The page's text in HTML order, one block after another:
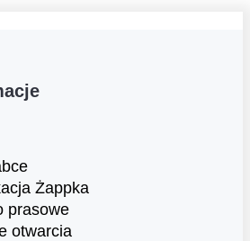
Żappka
prasowe
otwarcia